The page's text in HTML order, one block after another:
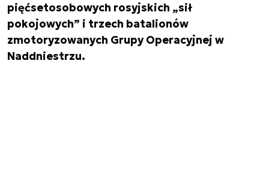
pięćsetosobowych rosyjskich „sił
pokojowych” i trzech batalionów
zmotoryzowanych Grupy Operacyjnej w
Naddniestrzu.